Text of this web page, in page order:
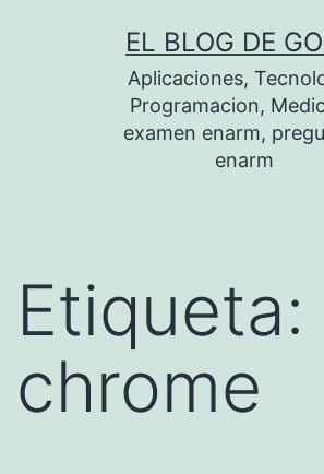
EL BLOG DE
Aplicaciones,
Programacion,
examen enarm,
enarm
Etiqueta:
chrome